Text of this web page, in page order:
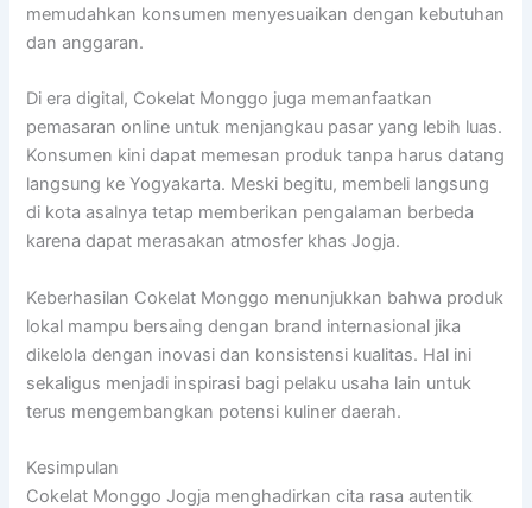
memudahkan konsumen menyesuaikan dengan kebutuhan
dan anggaran.
Di era digital, Cokelat Monggo juga memanfaatkan
pemasaran online untuk menjangkau pasar yang lebih luas.
Konsumen kini dapat memesan produk tanpa harus datang
langsung ke Yogyakarta. Meski begitu, membeli langsung
di kota asalnya tetap memberikan pengalaman berbeda
karena dapat merasakan atmosfer khas Jogja.
Keberhasilan Cokelat Monggo menunjukkan bahwa produk
lokal mampu bersaing dengan brand internasional jika
dikelola dengan inovasi dan konsistensi kualitas. Hal ini
sekaligus menjadi inspirasi bagi pelaku usaha lain untuk
terus mengembangkan potensi kuliner daerah.
Kesimpulan
Cokelat Monggo Jogja menghadirkan cita rasa autentik